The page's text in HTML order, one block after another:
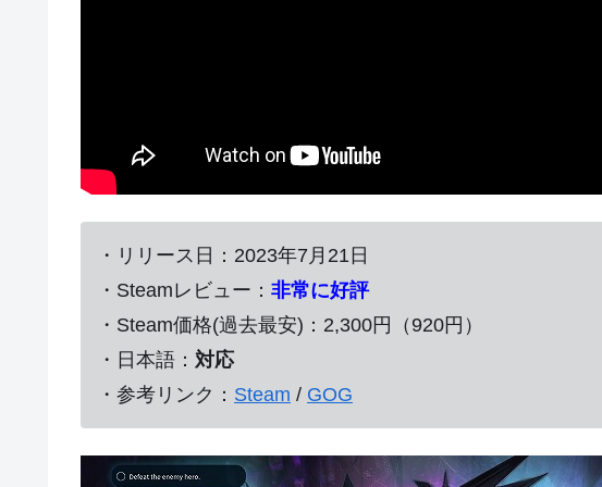
・リリース日：2023年7月21日
・Steamレビュー： 非常に好評
・Steam価格(過去最安)：2,300円（920円）
・日本語： 対応
・参考リンク： Steam / GOG